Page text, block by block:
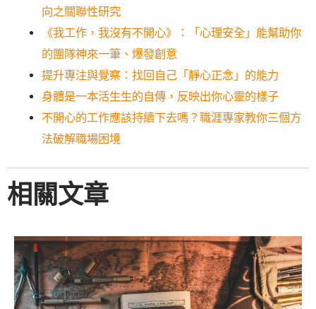
向之關聯性研究
《我工作，我沒有不開心》：「心理安全」能幫助你
的團隊神來一筆、爆發創意
提升專注與覺察：找回自己「靜心正念」的能力
身體是一本活生生的自傳，反映出你心靈的樣子
不開心的工作應該持續下去嗎？職涯專家教你三個方
法破解職場困境
相關文章